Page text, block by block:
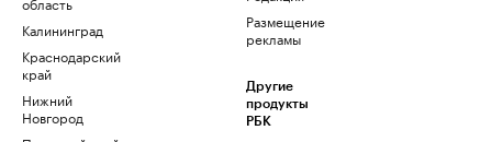
Калининград
Краснодарский
край
Нижний
Новгород
Размещение
рекламы
Другие
продукты
РБК